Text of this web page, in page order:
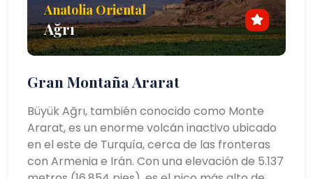
Anatolia Oriental
Ağrı
Gran Montaña Ararat
Büyük Ağrı, también conocido como Monte
Ararat, es un enorme volcán inactivo ubicado
en el este de Turquía, cerca de las fronteras
con Armenia e Irán. Con una elevación de 5.137